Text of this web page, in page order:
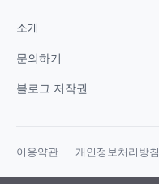
소개
문의하기
블로그 저작권
이용약관 개인정보처리방침